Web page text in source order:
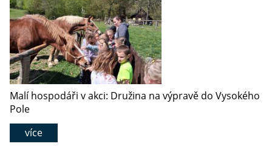
Malí hospodáři v akci: Družina na výpravě do Vysokého
Pole
více